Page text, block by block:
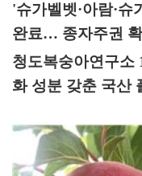
'슈가벨벳·아람·슈
완료… 종자주권
청도복숭아연구소
화 성분 갖춘 국산